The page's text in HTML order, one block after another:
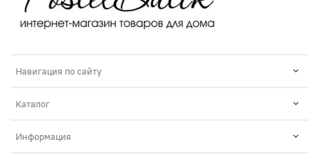
Навигация по сайту
Каталог
Информация